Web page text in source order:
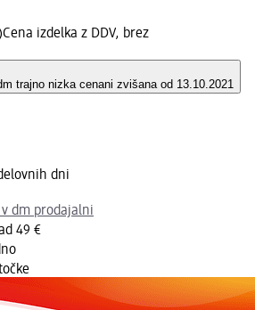
Cena izdelka z DDV, brez
trajno nizka cenani zvišana od 13.10.2021
dni
dm prodajalni
49 €